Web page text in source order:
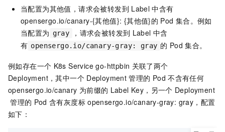
当配置为其他值，请求会被转发到 Label 中含有
opensergo.io/canary-{其他值}: {其他值}的 Pod 集合。例如
当配置为 gray ，请求会被转发到 Label 中含
有 opensergo.io/canary-gray: gray 的 Pod 集合。
例如存在一个 K8s Service go-httpbin 关联了两个
Deployment，其中一个 Deployment 管理的 Pod 不含有任何
opensergo.io/canary 为前缀的 Label Key，另一个 Deployment
管理的 Pod 含有灰度标 opensergo.io/canary-gray: gray，配置
如下：